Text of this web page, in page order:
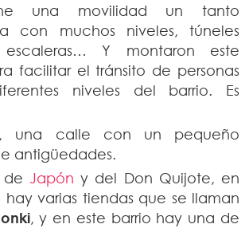
una movilidad un tanto
con muchos niveles, túneles
escaleras… Y montaron este
facilitar el tránsito de personas
niveles del barrio. Es
una calle con un pequeño
antigüedades.
de Japón y del Don Quijote, en
hay varias tiendas que se llaman
, y en este barrio hay una de